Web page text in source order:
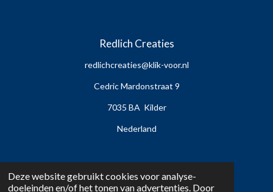
Deze website gebruikt cookies voor analyse-
doeleinden en/of het tonen van advertenties. Door
Redlich Creaties
redlichcreaties@klik-voor.nl
Cedric Mardonstraat 9
7035 BA Kilder
Nederland
Geregistreerde handelsnamen: